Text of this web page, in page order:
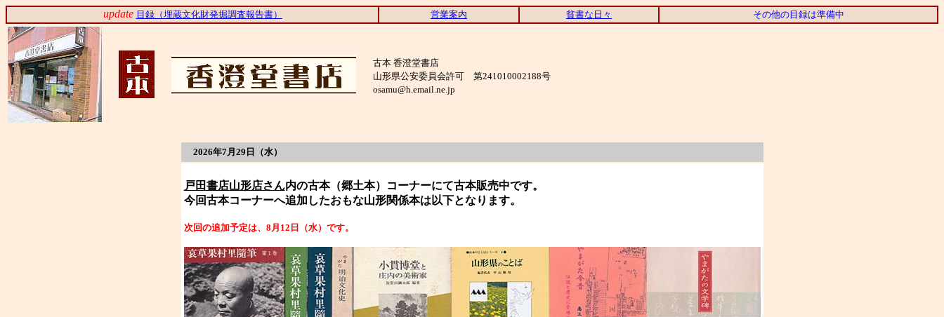
update 目録（埋蔵文化財発掘調査報告書） 営業案内 貧書な日々 その他の目録は準備中
古本 香澄堂書店
山形県公安委員会許可 第241010002188号
osamu@h.email.ne.jp
2026年7月29日（水）
戸田書店山形店さん内の古本（郷土本）コーナーにて古本販売中です。
今回古本コーナーへ追加したおもな山形関係本は以下となります。
次回の追加予定は、8月12日（水）です。